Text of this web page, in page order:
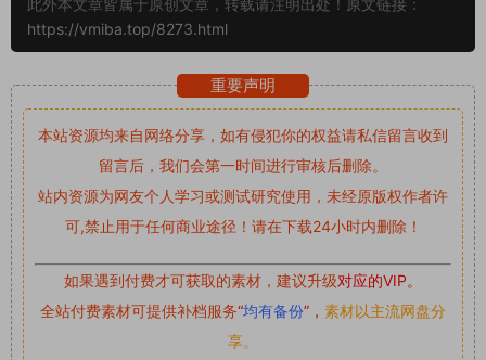
https://vmiba.top/8273.html
重要声明
本站资源均来自网络分享，如有侵犯你的权益请私信留言收到
留言后，我们会第一时间进行审核后删除。
站内资源为网友个人学习或测试研究使用，未经原版权作者许
可,禁止用于任何商业途径！请在下载24小时内删除！
如果遇到付费才可获取的素材，建议升级对应的VIP。
全站付费素材可提供补档服务“均有备份”， 素材以主流网盘分
享。